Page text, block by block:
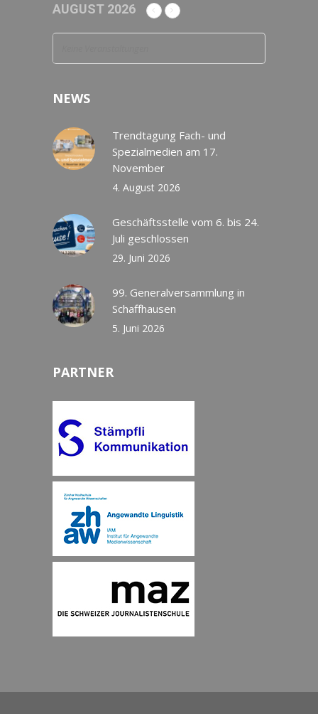
AUGUST 2026
NEWS
Trendtagung Fach- und
Spezialmedien am 17.
November
4. August 2026
Geschäftsstelle vom 6. bis 24.
Juli geschlossen
29. Juni 2026
99. Generalversammlung in
Schaffhausen
5. Juni 2026
PARTNER